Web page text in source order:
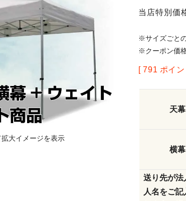
当店特別価
※サイズごと
※クーポン価
[ 791 ポイ
天
横
送り先が法
人名をご記